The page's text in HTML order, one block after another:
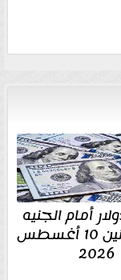
أمام الجنيه
اليوم الإثنين 10 أغسطس
2026